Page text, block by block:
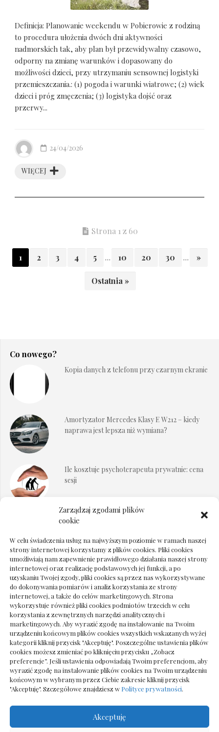
Zarządzaj zgodami plików
cookie
W celu świadczenia usług na najwyższym poziomie w ramach naszej
strony internetowej korzystamy z plików cookies. Pliki cookies
umożliwiają nam zapewnienie prawidłowego działania naszej strony
internetowej oraz realizację podstawowych jej funkcji, a po
uzyskaniu Twojej zgody, pliki cookies są przez nas wykorzystywane
do dokonywania pomiarów i analiz korzystania ze strony
internetowej, a także do celów marketingowych. Strona
wykorzystuje również pliki cookies podmiotów trzecich w celu
korzystania z zewnętrznych narzędzi analitycznych i
marketingowych. Aby wyrazić zgodę na instalowanie na Twoim
urządzeniu końcowym plików cookies wszystkich wskazanych wyżej
kategorii kliknij przycisk "Akceptuję". Poszczególne ustawienia plików
cookies możesz zmieniać po kliknięciu przycisku „Zobacz
preferencje”. Jeśli ustawienia odpowiadają Twoim preferencjom, aby
wyrazić zgodę na instalowanie plików cookies na Twoim urządzeniu
końcowym w wybranym przez Ciebie zakresie kliknij przycisk
"Akceptuję". Szczegółowe znajdziesz w Polityce prywatności.
Akceptuję
Definicja: Planowanie weekendu w Pobierowie z rodziną
to procedura ułożenia dwóch dni aktywności
nadmorskich tak, aby plan był przewidywalny czasowo,
odporny na zmianę warunków i dopasowany do
możliwości dzieci, przy utrzymaniu sensownej logistyki
przemieszczania.: (1) pogoda i warunki wiatrowe; (2) wiek
dzieci i próg zmęczenia; (3) logistyka dojść oraz
przerwy...
WIĘCEJ
24/04/2026
Strona 1 z 60
1 2 3 4 5 ... 10 20 30 ... »
Ostatnia »
Co nowego?
Kopia danych z telefonu przy czarnym ekranie
Amortyzator Mercedes Klasy E W212 – kiedy
naprawa jest lepsza niż wymiana?
Ile kosztuje psychoterapeuta prywatnie: cena
sesji
Dokumenty do odbioru przy zmianie biura
Deska podłogowa do salonu: jak wybrać bez
pośpiechu